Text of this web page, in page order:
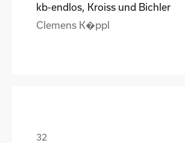
kb-endlos, Kroiss und Bichler
Clemens K�ppl